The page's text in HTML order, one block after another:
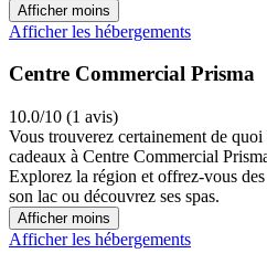
Afficher moins
Afficher les hébergements
Centre Commercial Prisma
10.0/10 (1 avis)
Vous trouverez certainement de
cadeaux à Centre Commercial
Explorez la région et offrez-vous
son lac ou découvrez ses spas.
Afficher moins
Afficher les hébergements